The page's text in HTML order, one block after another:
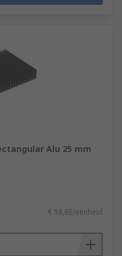
Alu 25 mm
€ 58,65/eenheid